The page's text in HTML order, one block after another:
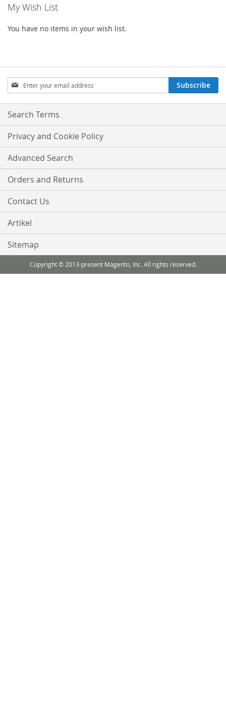
My Wish List
You have no items in your wish list.
Sign
Up
for
Our
Subscribe
Search Terms
Privacy and Cookie Policy
Advanced Search
Orders and Returns
Contact Us
Artikel
Sitemap
Copyright © 2013-present Magento, Inc. All rights reserved.